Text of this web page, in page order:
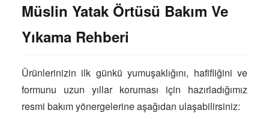
Müslin Yatak Örtüsü Bakım Ve
Yıkama Rehberi
Ürünlerinizin ilk günkü yumuşaklığını, hafifliğini ve
formunu uzun yıllar koruması için hazırladığımız
resmi bakım yönergelerine aşağıdan ulaşabilirsiniz: